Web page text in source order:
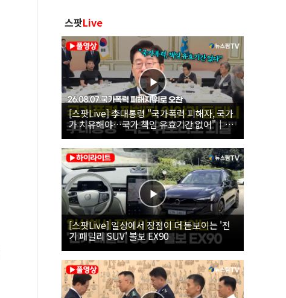
스팟Live
[스팟Live] 李대통령 "국가폭력 피해자, 국가
가 치유해야…국가 책임 유효기간 없어"｜
26.08.07 국가폭력 피해자 위로 오찬
[스팟Live] 일상에서 장점이 더 돋보이는 '전
기 패밀리 SUV' 볼보 EX90